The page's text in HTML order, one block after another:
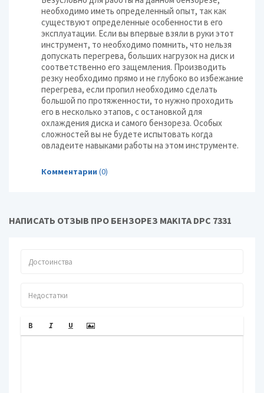
необходимо иметь определенный опыт, так как
существуют определенные особенности в его
эксплуатации. Если вы впервые взяли в руки этот
инструмент, то необходимо помнить, что нельзя
допускать перегрева, больших нагрузок на диск и
соответственно его защемления. Производить
резку необходимо прямо и не глубоко во избежание
перегрева, если пропил необходимо сделать
большой по протяженности, то нужно проходить
его в несколько этапов, с остановкой для
охлаждения диска и самого бензореза. Особых
сложностей вы не будете испытовать когда
овладеите навыками работы на этом инструменте.
Комментарии (0)
НАПИСАТЬ ОТЗЫВ ПРО БЕНЗОРЕЗ MAKITA DPC 7331